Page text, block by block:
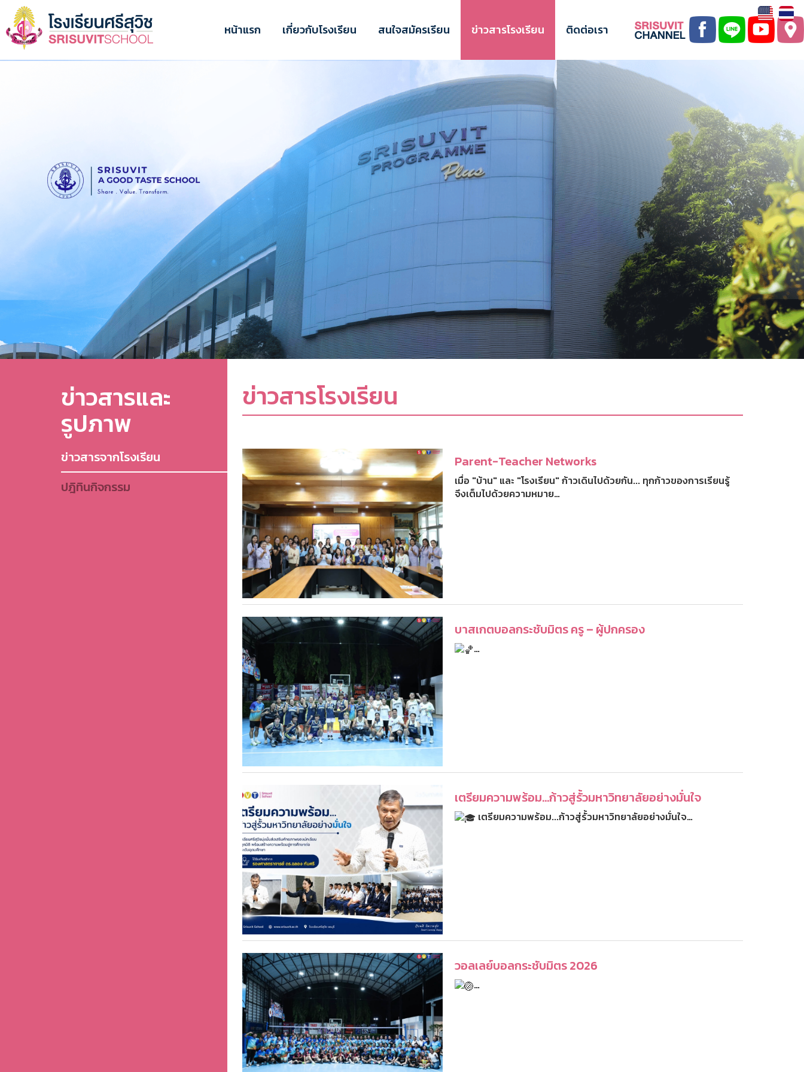
ข้าม
ยัง
เนื้อหา
หลัก
หน้าแรก เกี่ยวกับโรงเรียน สนใจสมัครเรียน ข่าวสารโรงเรียน ติดต่อเรา
ข่าวสารและ
รูปภาพ
ข่าวสารจากโรงเรียน
ปฎิทินกิจกรรม
ข่าวสารโรงเรียน
Parent-Teacher Networks
เมื่อ "บ้าน" และ "โรงเรียน" ก้าวเดินไปด้วยกัน... ทุกก้าวของการเรียนรู้
จึงเต็มไปด้วยความหมาย…
บาสเกตบอลกระชับมิตร ครู – ผู้ปกครอง
…
เตรียมความพร้อม...ก้าวสู่รั้วมหาวิทยาลัยอย่างมั่นใจ
เตรียมความพร้อม...ก้าวสู่รั้วมหาวิทยาลัยอย่างมั่นใจ…
วอลเลย์บอลกระชับมิตร 2026
…